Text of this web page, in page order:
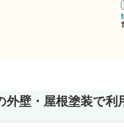
外壁・屋根塗装で